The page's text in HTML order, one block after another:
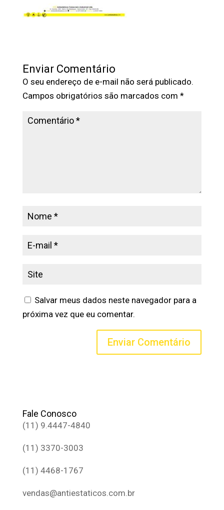
Enviar Comentário
O seu endereço de e-mail não será publicado.
Campos obrigatórios são marcados com *
Salvar meus dados neste navegador para a
próxima vez que eu comentar.
Fale Conosco
(11) 9.4447-4840
(11) 3370-3003
(11) 4468-1767
vendas@antiestaticos.com.br